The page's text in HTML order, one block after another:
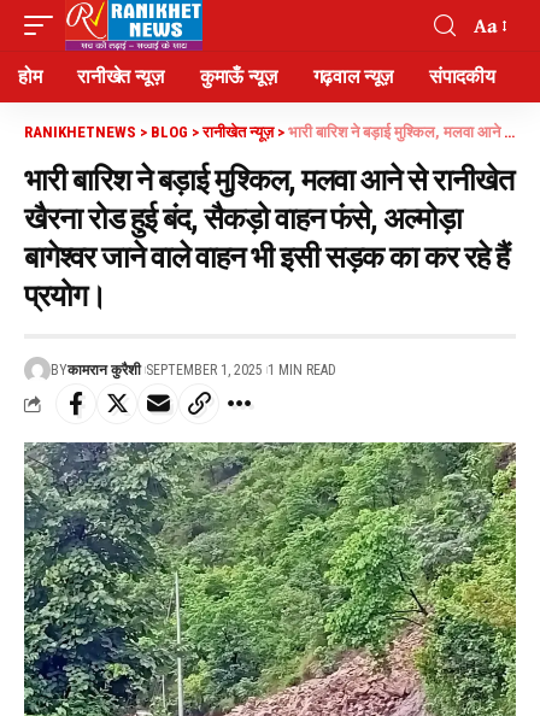
Aa
होम रानीखेत न्यूज़ कुमाऊँ न्यूज़ गढ़वाल न्यूज़ संपादकीय
RANIKHETNEWS > BLOG >रानीखेत न्यूज़> भारी बारिश ने बड़ाई मुश्किल, मलवा आने से रानीखेत खैरना रोड हुई बंद, सैकड़ो वाहन फंसे, अल्मोड़ा बागेश्वर जाने वाले वाहन भी इसी सड़क का कर रहे हैं प्रयोग।
भारी बारिश ने बड़ाई मुश्किल, मलवा आने से रानीखेत
खैरना रोड हुई बंद, सैकड़ो वाहन फंसे, अल्मोड़ा
बागेश्वर जाने वाले वाहन भी इसी सड़क का कर रहे हैं
प्रयोग।
BYकामरान कुरैशी SEPTEMBER 1, 2025 1 MIN READ